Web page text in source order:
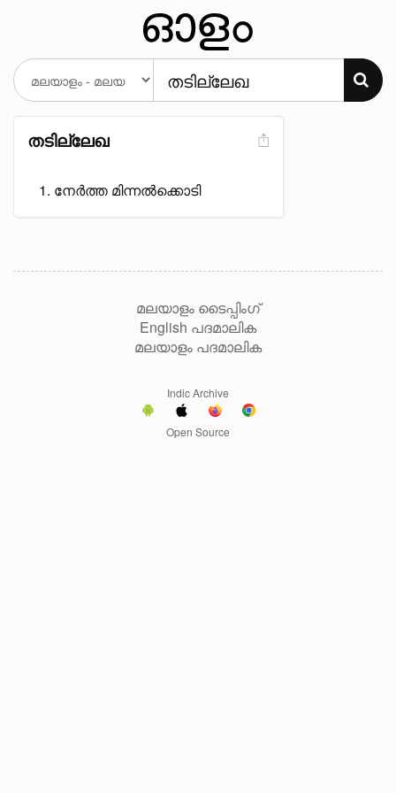
തടില്ലേഖ
നേർത്ത മിന്നൽക്കൊടി
മലയാളം ടൈപ്പിംഗ്
English പദമാലിക
മലയാളം പദമാലിക
Indic Archive
Open Source